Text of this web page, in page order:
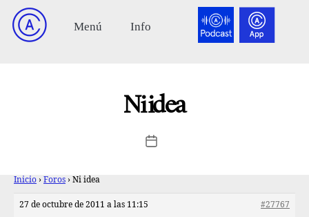
Ni idea
Inicio › Foros › Ni idea
27 de octubre de 2011 a las 11:15
#27767